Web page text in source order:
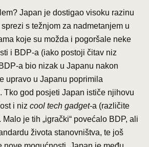
Japan je dostigao visoku razinu
s težnjom za nadmetanjem u
koje su možda i pogoršale neke
i BDP-a (iako postoji čitav niz
a bio nizak u Japanu nakon
upravo u Japanu poprimila
Tko god posjeti Japan ističe njihovu
i niz cool tech gadget-a (različite
Malo je tih „igrački“ povećalo BDP, ali
života stanovništva, te još